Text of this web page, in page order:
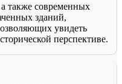
также современных
зданий,
увидеть
перспективе.